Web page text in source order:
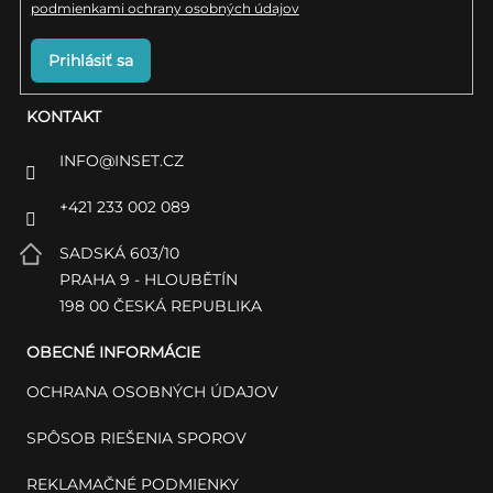
KONTAKT
INFO@INSET.CZ
+421 233 002 089
SADSKÁ 603/10
PRAHA 9 - HLOUBĚTÍN
198 00 ČESKÁ REPUBLIKA
OBECNÉ INFORMÁCIE
OCHRANA OSOBNÝCH ÚDAJOV
SPÔSOB RIEŠENIA SPOROV
REKLAMAČNÉ PODMIENKY
podmienkami ochrany osobných údajov
Prihlásiť sa